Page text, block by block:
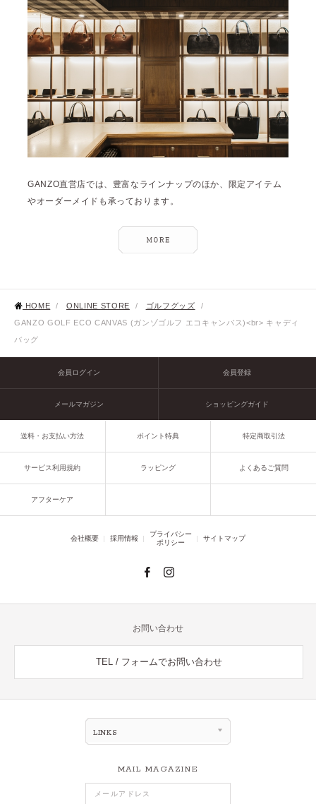
GANZO直営店では、豊富なラインナップのほか、限定アイテム
やオーダーメイドも承っております。
HOME / ONLINE STORE / ゴルフグッズ
/
GANZO GOLF ECO CANVAS (ガンゾゴルフ エコキャンバス)<br> キャディ
バッグ
会員ログイン 会員登録
メールマガジン ショッピングガイド
送料・お支払い方法 ポイント特典 特定商取引法
サービス利用規約 ラッピング よくあるご質問
アフターケア
会社概要 採用情報
プライバシー
ポリシー
サイトマップ
お問い合わせ
TEL / フォームでお問い合わせ
LINKS
MAIL MAGAZINE